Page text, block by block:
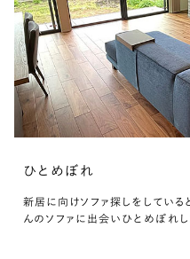
ひとめぼれ
新居に向けソファ探しをしてい
んのソファに出会いひとめぼれし